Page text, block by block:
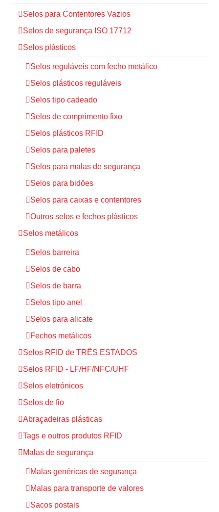
Selos para Contentores Vazios
Selos de segurança ISO 17712
Selos plásticos
Selos reguláveis com fecho metálico
Selos plásticos reguláveis
Selos tipo cadeado
Selos de comprimento fixo
Selos plásticos RFID
Selos para paletes
Selos para malas de segurança
Selos para bidões
Selos para caixas e contentores
Outros selos e fechos plásticos
Selos metálicos
Selos barreira
Selos de cabo
Selos de barra
Selos tipo anel
Selos para alicate
Fechos metálicos
Selos RFID de TRÊS ESTADOS
Selos RFID - LF/HF/NFC/UHF
Selos eletrónicos
Selos de fio
Abraçadeiras plásticas
Tags e outros produtos RFID
Malas de segurança
Malas genéricas de segurança
Malas para transporte de valores
Sacos postais